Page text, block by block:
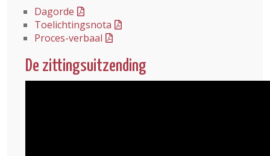
Dagorde
Toelichtingsnota
Proces-verbaal
De zittingsuitzending